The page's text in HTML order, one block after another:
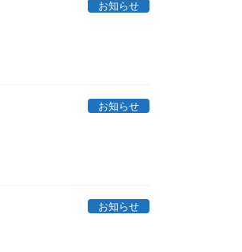
お知らせ
お知らせ
お知らせ